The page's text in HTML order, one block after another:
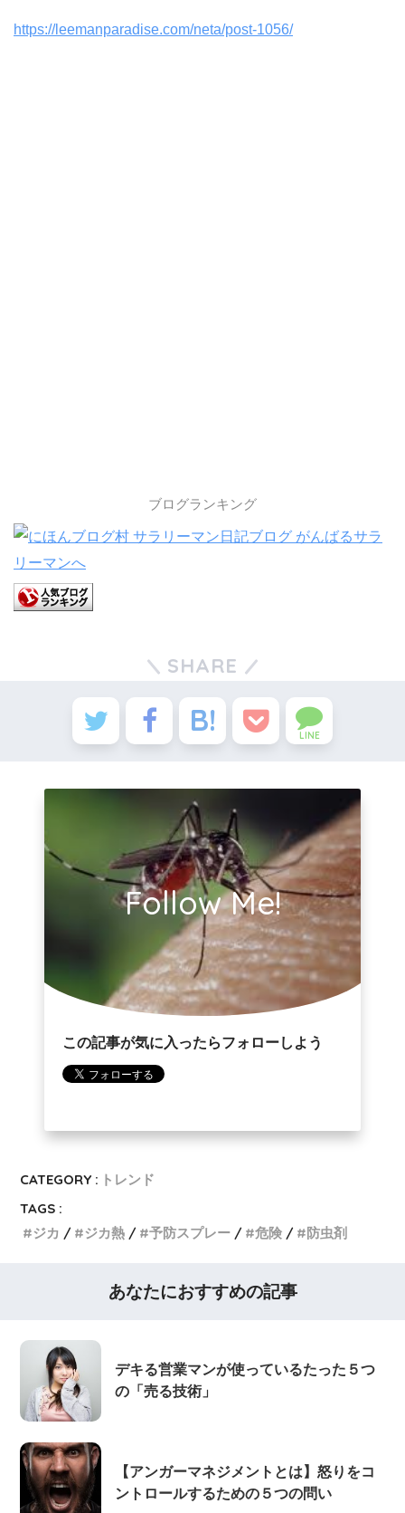
https://leemanparadise.com/neta/post-1056/
ブログランキング
SHARE
LINE
Follow Me!
この記事が気に入ったらフォローしよう
CATEGORY : トレンド
TAGS :
ジカ
ジカ熱 予防スプレー 危険 防虫剤
あなたにおすすめの記事
デキる営業マンが使っているたった５つ
の「売る技術」
【アンガーマネジメントとは】怒りをコ
ントロールするための５つの問い